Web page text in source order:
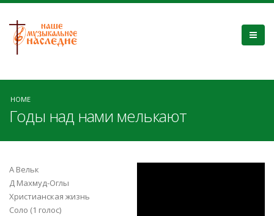
HOME
Годы над нами мелькают
А Вельк
Д Махмуд-Оглы
Христианская жизнь
Соло (1 голос)